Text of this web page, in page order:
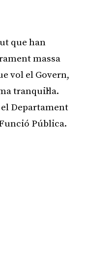
que han
massa
vol el Govern,
tranquil·la.
Departament
Pública.